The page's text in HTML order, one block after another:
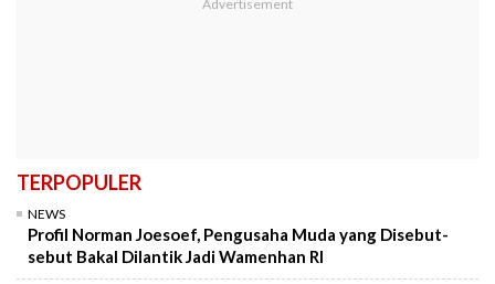
TERPOPULER
NEWS
Profil Norman Joesoef, Pengusaha Muda yang Disebut-
sebut Bakal Dilantik Jadi Wamenhan RI